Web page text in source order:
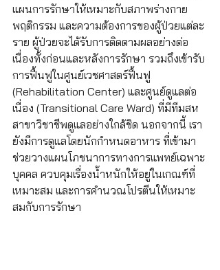
แผนการรักษาให้เหมาะกับสภาพร่างกาย
พฤติกรรม และความต้องการของผู้ป่วยแต่ละ
ราย ผู้ป่วยจะได้รับการติดตามผลอย่างต่อ
เนื่องทั้งก่อนและหลังการรักษา รวมถึงเข้ารับ
การฟื้นฟูในศูนย์เวชศาสตร์ฟื้นฟู
(Rehabilitation Center) และศูนย์ดูแลต่อ
เนื่อง (Transitional Care Ward) ที่มีทีมสห
สาขาวิชาชีพดูแลอย่างใกล้ชิด นอกจากนี้ เรา
ยังมีการดูแลโดยนักกำหนดอาหาร ที่เข้ามา
ช่วยวางแผนโภชนาการทางการแพทย์เฉพาะ
บุคคล ควบคุมเรื่องน้ำหนักให้อยู่ในเกณฑ์ที่
เหมาะสม และการคำนวณโปรตีนให้เหมาะ
สมกับการรักษา